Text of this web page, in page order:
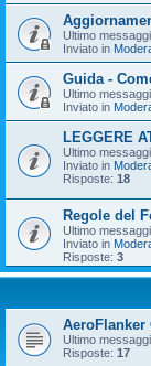
Ultimo
Inviato in
Guida -
Ultimo
Inviato in
LEGGERE
Ultimo
Inviato in
Risposte: 18
Regole del
Ultimo
Inviato in
Risposte: 3
AeroFlanker
Ultimo
Risposte: 17